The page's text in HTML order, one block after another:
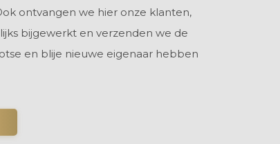
ontvangen we hier onze klanten,
bijgewerkt en verzenden we de
en blije nieuwe eigenaar hebben